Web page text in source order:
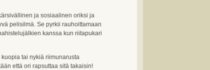
ja sosiaalinen oriksi ja
pelisilmä. Se pyrkii rauhoittamaan
kanssa kun riitapukari
tai nykiä riimunarusta
että ori rapsuttaa sitä takaisin!